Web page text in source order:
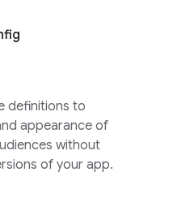
definitions to
appearance of
without
of your app.